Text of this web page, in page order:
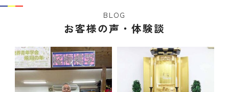
BLOG
お客様の声・体験談